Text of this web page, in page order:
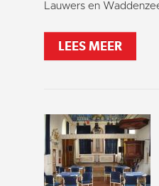
Lauwers en
LEES MEER